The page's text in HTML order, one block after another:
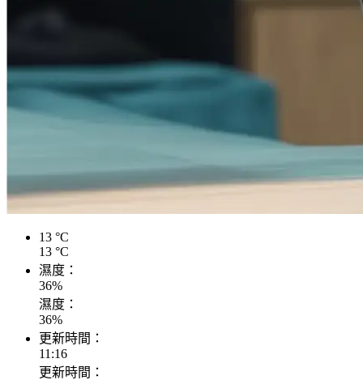
13 °C
13 °C
濕度：
36%
濕度：
36%
更新時間：
11:16
更新時間：